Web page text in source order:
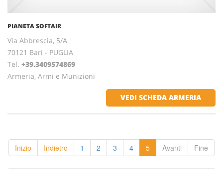
PIANETA SOFTAIR
Via Abbrescia, 5/A
70121 Bari - PUGLIA
Tel. +39.3409574869
Armeria, Armi e Munizioni
VEDI SCHEDA ARMERIA
Inizio Indietro 1 2 3 4 5 Avanti Fine